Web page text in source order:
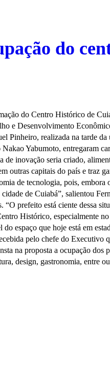
do
do Centro Histórico de
e Desenvolvimento
Pinheiro, realizada na tarde
Yabumoto, entregaram
inovação seria criado,
capitais do país e traz
de tecnologia, pois,
de Cuiabá”, salientou
prefeito está ciente dessa
Histórico, especialmente
espaço que hoje está em
pelo chefe do Executivo
na proposta a ocupação dos
design, gastronomia, entre